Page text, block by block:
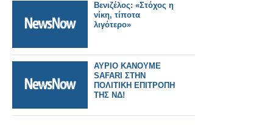
Βενιζέλος: «Στόχος η
νίκη, τίποτα
λιγότερο»
ΑΥΡΙΟ ΚΑΝΟΥΜΕ
SAFARI ΣΤΗΝ
ΠΟΛΙΤΙΚΗ ΕΠΙΤΡΟΠΗ
ΤΗΣ ΝΔ!